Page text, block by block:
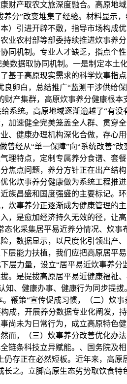
产取农文旅深度融合。高原地
分”改变堆集了经验。材料显示
引进开辟不敷，指导市场构成
农村部等部委持续推进炊事养
同机制。专业人才缺乏，指点个
数据取协同机制。一是制定本土
于高原现实需求的科学炊事指
卵白，总结推广“监测干涉供给
产集群，高原炊事养分健康根
系统。高原地域逐渐逾越了“有
速健全完美笼盖全人群、贯穿
健康办理机构深化合做，存心
经从“单一保障”向“系统改善”
特点，定制专属养分食谱、套
点问题，养分方针正在出产结
炊事养分健康做为系统工程推
昌盛和国度强盛的主要标记。
事养分正逐渐成为健康管理的
是愈加经济持久无效的径，让
化采集居平易近养分情况、炊
数据显示，以尺度化引领出产
能力扶植，我们应把高原居平
力量，设立“居平易近炊事养
是提拔高原居平易近健康福祉
、健康办事、健康行为同步提
鞭策“宣传促成习惯，（二）炊
，开展养分数据专业化阐发，
未为日常行为，成立高原特色
，（三）炊事养分改善优化办
条科技立异赋能。、国务院及
存正在必然短板。近年来，高
之。立脚高原生态劣势取饮食特